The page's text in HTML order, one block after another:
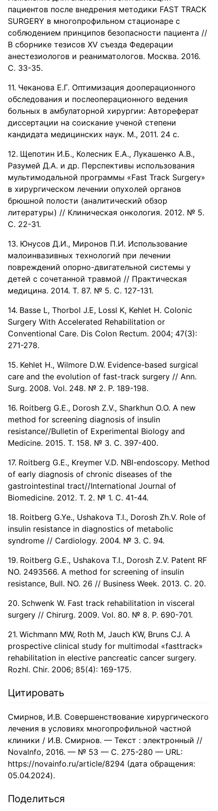
пациентов после внедрения методики FAST TRACK
SURGERY в многопрофильном стационаре с
соблюдением принципов безопасности пациента //
В сборнике тезисов XV съезда Федерации
анестезиологов и реаниматологов. Москва. 2016.
С. 33-35.
Чеканова Е.Г. Оптимизация дооперационного
обследования и послеоперационного ведения
больных в амбулаторной хирургии: Автореферат
диссертации на соискание ученой степени
кандидата медицинских наук. М., 2011. 24 с.
Щепотин И.Б., Колесник Е.А., Лукашенко А.В.,
Разумей Д.А. и др. Перспективы использования
мультимодальной программы «Fast Track Surgery»
в хирургическом лечении опухолей органов
брюшной полости (аналитический обзор
литературы) // Клиническая онкология. 2012. № 5.
С. 22-31.
Юнусов Д.И., Миронов П.И. Использование
малоинвазивных технологий при лечении
повреждений опорно-двигательной системы у
детей с сочетанной травмой // Практическая
медицина. 2014. Т. 87. № 5. С. 127-131.
Basse L, Thorbol J.E, Lossl K, Kehlet H. Colonic
Surgery With Accelerated Rehabilitation or
Conventional Care. Dis Colon Rectum. 2004; 47(3):
271-278.
Kehlet H., Wilmore D.W. Evidence-based surgical
care and the evolution of fast-track surgery // Ann.
Surg. 2008. Vol. 248. № 2. P. 189-198.
Roitberg G.E., Dorosh Z.V., Sharkhun O.O. A new
method for screening diagnosis of insulin
resistance//Bulletin of Experimental Biology and
Medicine. 2015. Т. 158. № 3. С. 397-400.
Roitberg G.E., Kreymer V.D. NBI-endoscopy. Method
of early diagnosis of chronic diseases of the
gastrointestinal tract//International Journal of
Biomedicine. 2012. Т. 2. № 1. С. 41-44.
Roitberg G.Ye., Ushakova T.I., Dorosh Zh.V. Role of
insulin resistance in diagnostics of metabolic
syndrome // Cardiology. 2004. № 3. С. 94.
Roitberg G.E., Ushakova T.I., Dorosh Z.V. Patent RF
NO. 2493566. A method for screening of insulin
resistance, Bull. NO. 26 // Business Week. 2013. С. 20.
Schwenk W. Fast track rehabilitation in visceral
surgery // Chirurg. 2009. Vol. 80. № 8. P. 690-701.
Wichmann MW, Roth M, Jauch KW, Bruns CJ. A
prospective clinical study for multimodal «fasttrack»
rehabilitation in elective pancreatic cancer surgery.
Rozhl. Chir. 2006; 85(4): 169-175.
Цитировать
Смирнов, И.В. Совершенствование хирургического
лечения в условиях многопрофильной частной
клиники / И.В. Смирнов. — Текст : электронный //
NovaInfo, 2016. — № 53 — С. 275-280 — URL:
https://novainfo.ru/article/8294 (дата обращения:
05.04.2024).
Поделиться